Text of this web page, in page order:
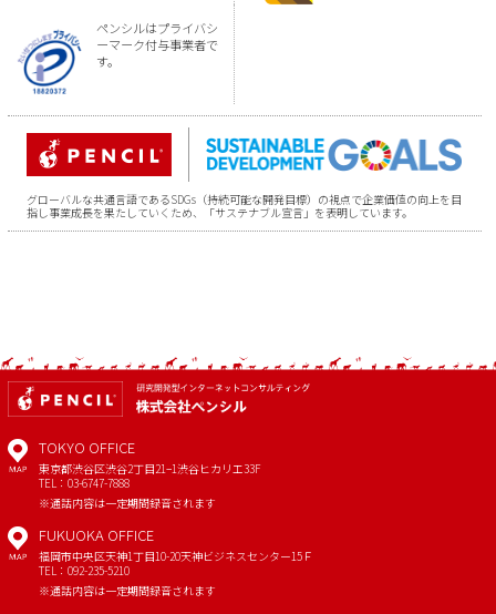
ペンシルはプライバシ
ーマーク付与事業者で
す。
グローバルな共通言語であるSDGs（持続可能な開発目標）の視点で企業価値の向上を目
指し事業成長を果たしていくため、「サステナブル宣言」を表明しています。
MAP
TOKYO OFFICE
東京都渋谷区渋谷2丁目21−1渋谷ヒカリエ33F
TEL：03-6747-7888
※通話内容は一定期間録音されます
MAP
FUKUOKA OFFICE
福岡市中央区天神1丁目10-20天神ビジネスセンター15Ｆ
TEL：092-235-5210
※通話内容は一定期間録音されます